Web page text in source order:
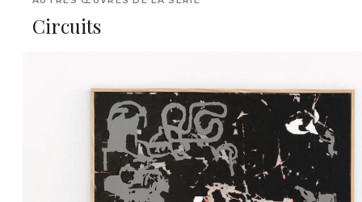
Circuits